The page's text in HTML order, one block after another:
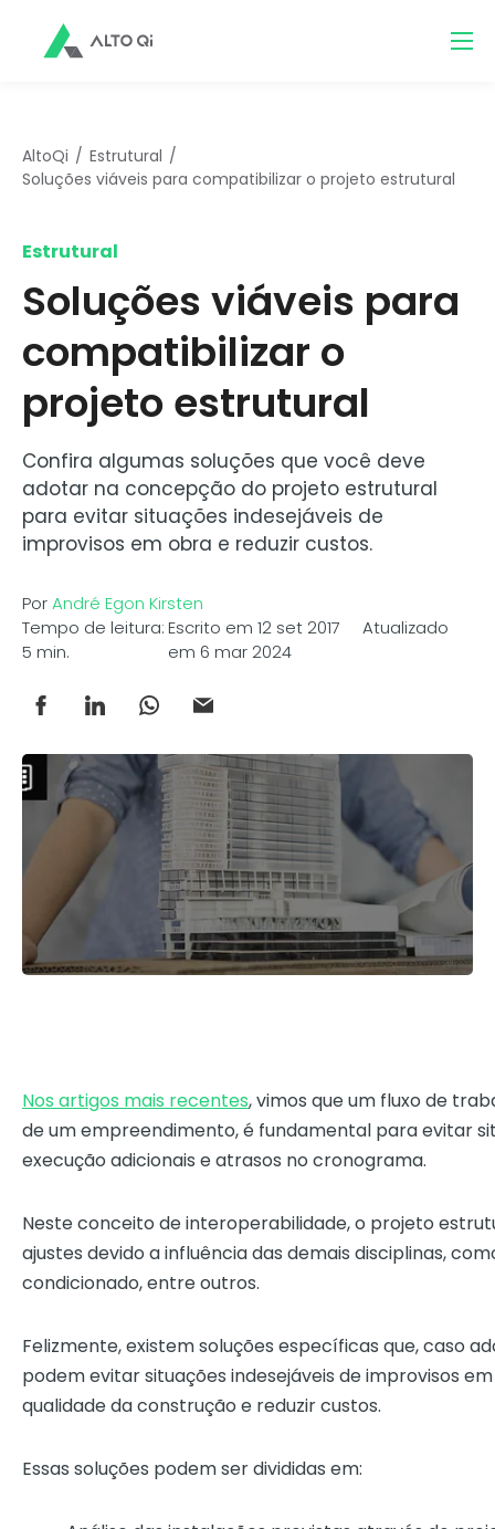
AltoQi
Estrutural
Soluções viáveis para compatibilizar o projeto estrutural
Estrutural
Soluções viáveis para
compatibilizar o
projeto estrutural
Confira algumas soluções que você deve
adotar na concepção do projeto estrutural
para evitar situações indesejáveis de
improvisos em obra e reduzir custos.
PorAndré Egon Kirsten
Tempo de leitura:
5 min.
Escrito em 12 set 2017 Atualizado
em 6 mar 2024
Nos artigos mais recentes, vimos que um fluxo de
de um empreendimento, é fundamental para evitar
execução adicionais e atrasos no cronograma.
Neste conceito de interoperabilidade, o projeto
ajustes devido a influência das demais disciplinas,
condicionado, entre outros.
Felizmente, existem soluções específicas que, caso
podem evitar situações indesejáveis de improvisos
qualidade da construção e reduzir custos.
Essas soluções podem ser divididas em: